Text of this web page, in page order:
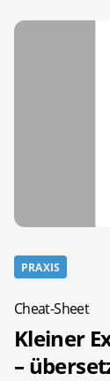
PRAXIS
Cheat-Sheet
Kleiner
–